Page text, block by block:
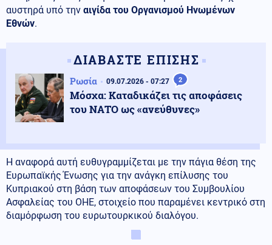
αυστηρά υπό την αιγίδα του Οργανισμού Ηνωμένων
Εθνών.
ΔΙΑΒΑΣΤΕ ΕΠΙΣΗΣ
Ρωσία 09.07.2026 - 07:27 2
Μόσχα: Καταδικάζει τις αποφάσεις
του ΝΑΤΟ ως «ανεύθυνες»
Η αναφορά αυτή ευθυγραμμίζεται με την πάγια θέση της
Ευρωπαϊκής Ένωσης για την ανάγκη επίλυσης του
Κυπριακού στη βάση των αποφάσεων του Συμβουλίου
Ασφαλείας του ΟΗΕ, στοιχείο που παραμένει κεντρικό στη
διαμόρφωση του ευρωτουρκικού διαλόγου.